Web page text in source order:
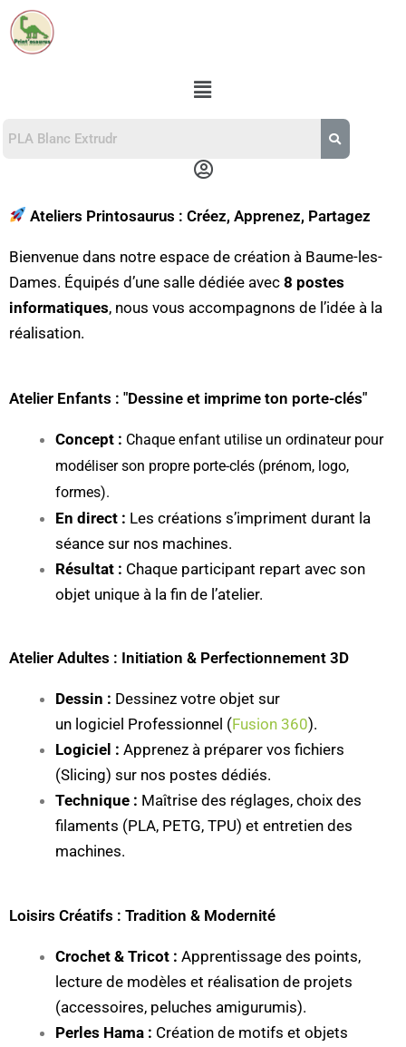
Aller
au
Menu
Menu
Ateliers Printosaurus : Créez, Apprenez, Partagez
Bienvenue dans notre espace de création à Baume-les-
Dames. Équipés d’une salle dédiée avec 8 postes
informatiques, nous vous accompagnons de l’idée à la
réalisation.
Atelier Enfants : "Dessine et imprime ton porte-clés"
Concept : Chaque enfant utilise un ordinateur pour
modéliser son propre porte-clés (prénom, logo,
formes).
En direct : Les créations s’impriment durant la
séance sur nos machines.
Résultat : Chaque participant repart avec son
objet unique à la fin de l’atelier.
Atelier Adultes : Initiation & Perfectionnement 3D
Dessin : Dessinez votre objet sur
un logiciel Professionnel (Fusion 360).
Logiciel : Apprenez à préparer vos fichiers
(Slicing) sur nos postes dédiés.
Technique : Maîtrise des réglages, choix des
filaments (PLA, PETG, TPU) et entretien des
machines.
Loisirs Créatifs : Tradition & Modernité
Crochet & Tricot : Apprentissage des points,
lecture de modèles et réalisation de projets
(accessoires, peluches amigurumis).
Perles Hama : Création de motifs et objets